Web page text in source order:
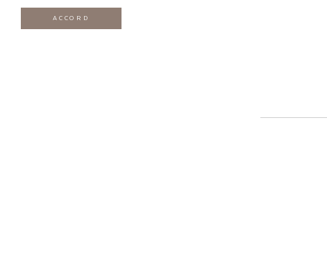
ACCORD